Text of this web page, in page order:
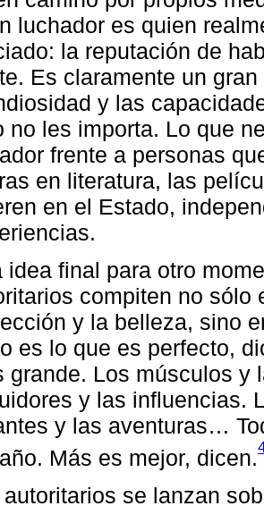
luchador es quien
la reputación de
Es claramente un
y las
no les importa. Lo que
frente a personas
en literatura, las
en el Estado,
idea final para otro
compiten no sólo
y la belleza, sino
es lo que es perfecto,
grande. Los músculos y
y las influencias.
y las aventuras…
Más es mejor, dicen.
autoritarios se lanzan